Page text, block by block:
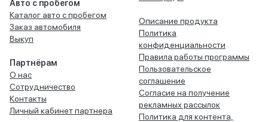
Авто с пробегом
Каталог авто с пробегом
Заказ автомобиля
Выкуп
Партнёрам
О нас
Сотрудничество
Контакты
Личный кабинет партнера
Описание продукта
Политика
конфиденциальности
Правила работы программы
Пользовательское
соглашение
Согласие на получение
рекламных рассылок
Политика для контента,